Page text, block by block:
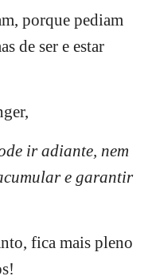
porque pediam
de ser e estar
ir adiante, nem
e garantir
fica mais pleno